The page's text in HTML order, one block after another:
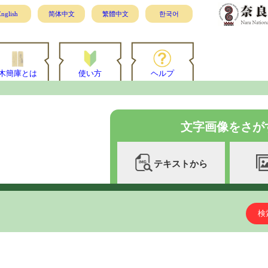
简体中文 繁體中文 한국어
簡庫とは 使い方 ヘルプ
文字画像をさが
テキストから
検